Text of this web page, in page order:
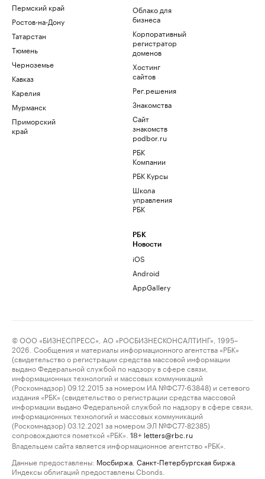
Пермский край
Ростов-на-Дону
Татарстан
Тюмень
Черноземье
Кавказ
Карелия
Мурманск
Приморский
край
Облако для
бизнеса
Корпоративный
регистратор
доменов
Хостинг
сайтов
Рег.решения
Знакомства
Сайт
знакомств
podbor.ru
РБК
Компании
РБК Курсы
Школа
управления
РБК
РБК
Новости
iOS
Android
AppGallery
© ООО «БИЗНЕСПРЕСС», АО «РОСБИЗНЕСКОНСАЛТИНГ», 1995–
2026. Сообщения и материалы информационного агентства «РБК»
(свидетельство о регистрации средства массовой информации
выдано Федеральной службой по надзору в сфере связи,
информационных технологий и массовых коммуникаций
(Роскомнадзор) 09.12.2015 за номером ИА №ФС77-63848) и сетевого
издания «РБК» (свидетельство о регистрации средства массовой
информации выдано Федеральной службой по надзору в сфере связи,
информационных технологий и массовых коммуникаций
(Роскомнадзор) 03.12.2021 за номером ЭЛ №ФС77-82385)
сопровождаются пометкой «РБК».
18+ letters@rbc.ru
Владельцем сайта является информационное агентство «РБК».
Данные предоставлены: Мосбиржа Санкт-Петербургская биржа
Индексы облигаций предоставлены Cbonds.